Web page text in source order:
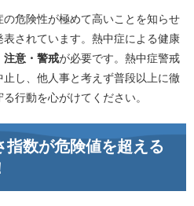
危険性が極めて高いことを知らせ
されています。熱中症による健康
注意・警戒が必要です。熱中症警戒
し、他人事と考えず普段以上に徹
行動を心がけてください。
指数が危険値を超える